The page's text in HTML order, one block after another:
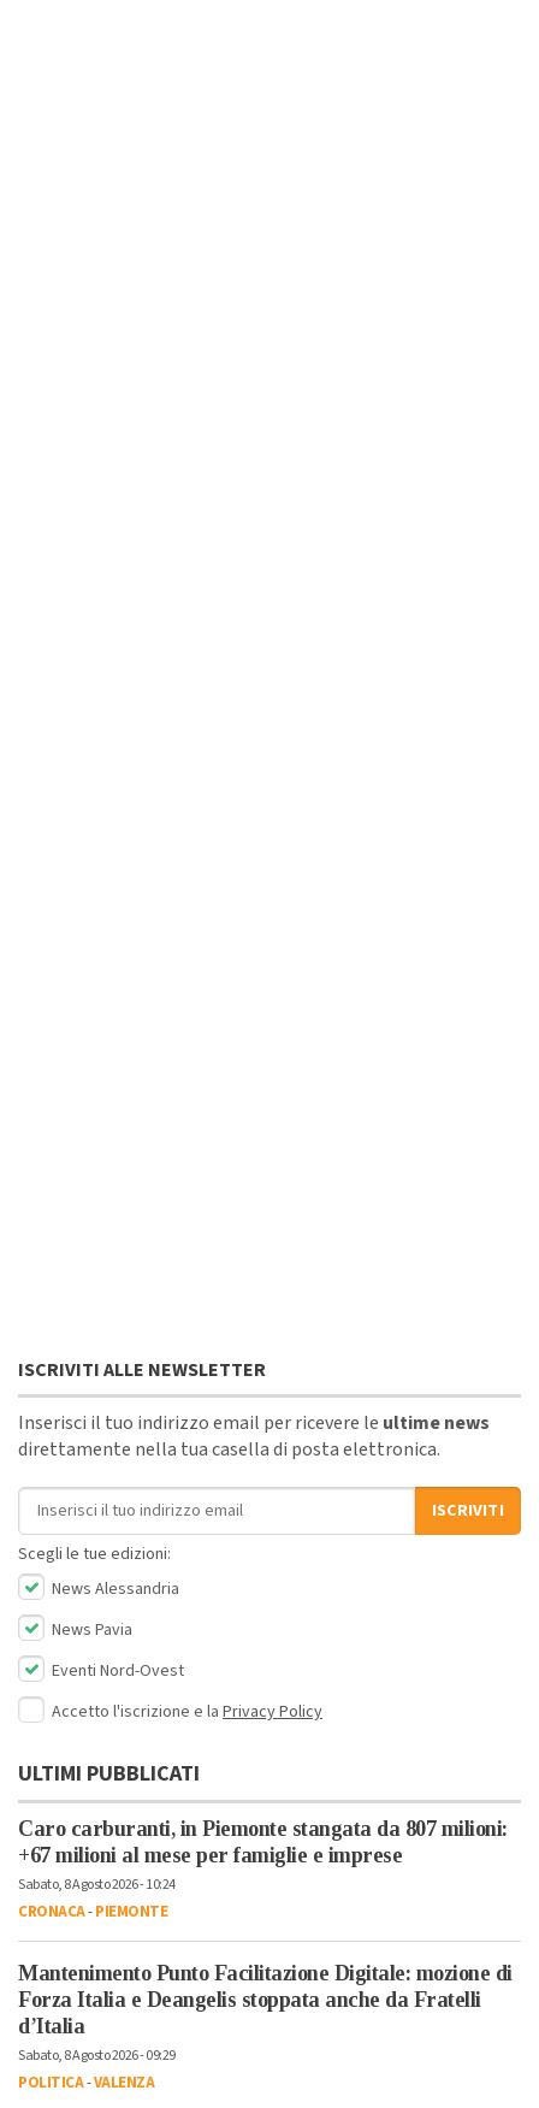
ISCRIVITI ALLE NEWSLETTER
Inserisci il tuo indirizzo email per ricevere le ultime news
direttamente nella tua casella di posta elettronica.
Indirizzo email
ISCRIVITI
Scegli le tue edizioni:
News Alessandria
News Pavia
Eventi Nord-Ovest
Accetto l'iscrizione e la Privacy Policy
ULTIMI PUBBLICATI
Caro carburanti, in Piemonte stangata da 807 milioni:
+67 milioni al mese per famiglie e imprese
Sabato, 8 Agosto 2026 - 10:24
CRONACA-PIEMONTE
Mantenimento Punto Facilitazione Digitale: mozione di
Forza Italia e Deangelis stoppata anche da Fratelli
d’Italia
Sabato, 8 Agosto 2026 - 09:29
POLITICA-VALENZA